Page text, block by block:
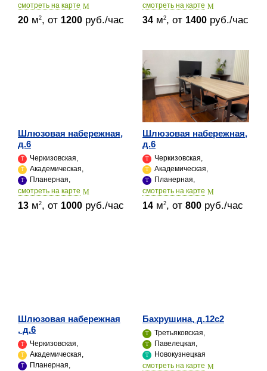
cмотреть на карте
20 м2, от 1200 руб./час
cмотреть на карте
34 м2, от 1400 руб./час
Шлюзовая набережная,
д.6
Черкизовская,
Академическая,
Планерная,
cмотреть на карте
13 м2, от 1000 руб./час
Шлюзовая набережная,
д.6
Черкизовская,
Академическая,
Планерная,
cмотреть на карте
14 м2, от 800 руб./час
Шлюзовая набережная
, д.6
Черкизовская,
Академическая,
Планерная,
Бахрушина, д.12с2
Третьяковская,
Павелецкая,
Новокузнецкая
cмотреть на карте